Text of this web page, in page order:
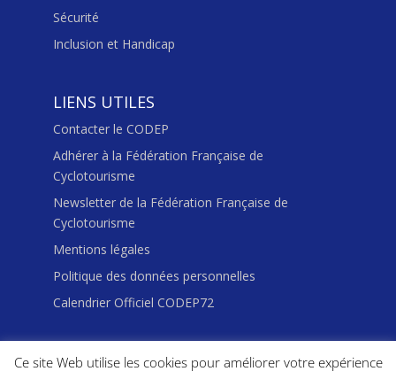
Sécurité
Inclusion et Handicap
LIENS UTILES
Contacter le CODEP
Adhérer à la Fédération Française de
Cyclotourisme
Newsletter de la Fédération Française de
Cyclotourisme
Mentions légales
Politique des données personnelles
Calendrier Officiel CODEP72
Ce site Web utilise les cookies pour améliorer votre expérience